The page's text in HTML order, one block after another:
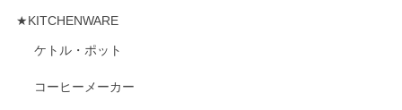
★KITCHENWARE
ケトル・ポット
コーヒーメーカー